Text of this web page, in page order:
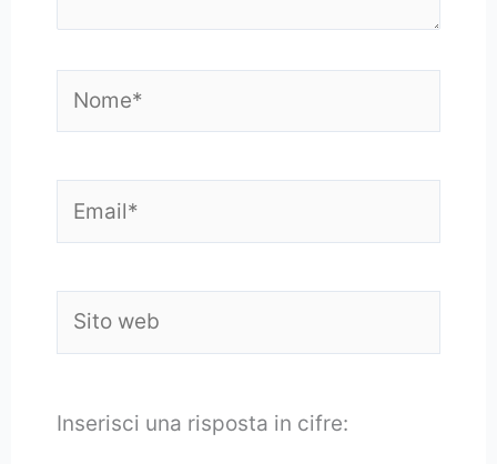
web
Inserisci una risposta in cifre: